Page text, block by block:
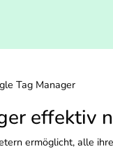
Tag Manager
effektiv
ermöglicht, alle